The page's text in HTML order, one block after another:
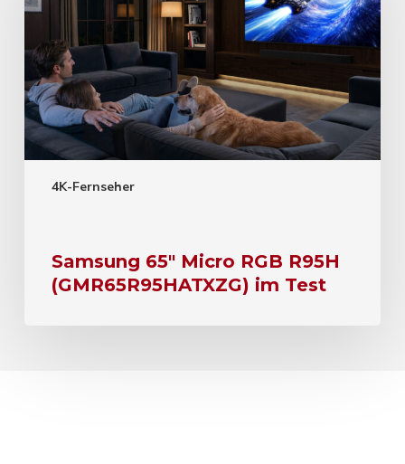
4K-Fernseher
Samsung 65″ Micro RGB R95H
(GMR65R95HATXZG) im Test